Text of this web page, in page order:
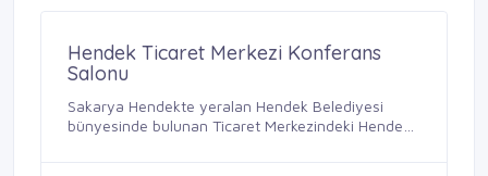
Hendek Ticaret Merkezi Konferans
Salonu
Sakarya Hendekte yeralan Hendek Belediyesi
bünyesinde bulunan Ticaret Merkezindeki Hendek